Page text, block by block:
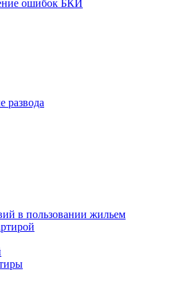
ошибок БКИ
развода
в пользовании жильем